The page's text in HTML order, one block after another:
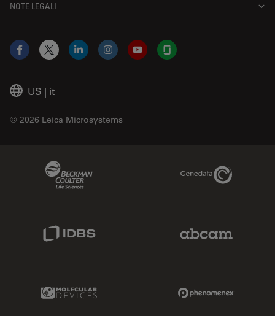
NOTE LEGALI
US | it
© 2026 Leica Microsystems
Facebook
X LinkedInInstagramYouTubeGlassdoor
Genedata Link
Molecular Devices Link